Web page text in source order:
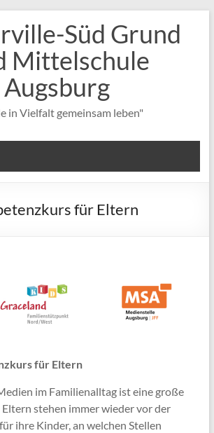
Süd Grund
Mittelschule
Augsburg
in Vielfalt gemeinsam leben"
für Eltern
für Eltern
im Familienalltag ist eine große
stehen immer wieder vor der
ihre Kinder, an welchen Stellen